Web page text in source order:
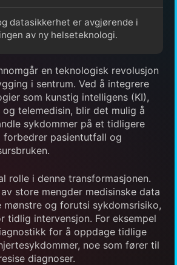
datasikkerhet er avgjørende i
av ny helseteknologi.
en teknologisk revolusjon
i sentrum. Ved å integrere
som kunstig intelligens (KI),
telemedisin, blir det mulig å
sykdommer på et tidligere
forbedrer pasientutfall og
rolle i denne transformasjonen.
store mengder medisinske data
mønstre og forutsi sykdomsrisiko,
tidlig intervensjon. For eksempel
for å oppdage tidlige
noe som fører til
diagnoser.